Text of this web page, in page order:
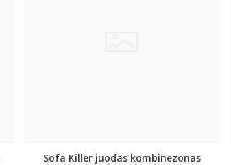
Sofa Killer juodas kombinezonas